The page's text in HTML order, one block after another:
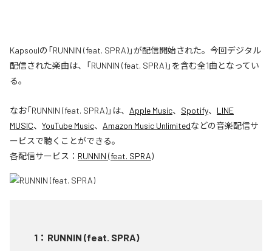
Kapsoulの「RUNNIN (feat. SPRA)」が配信開始された。今回デジタル
配信された楽曲は、「RUNNIN (feat. SPRA)」を含む全1曲となってい
る。
なお「RUNNIN (feat. SPRA)」は、 Apple Music、 Spotify、 LINE
MUSIC、 YouTube Music、 Amazon Music Unlimitedなどの音楽配信サ
ービスで聴くことができる。
各配信サービス： RUNNIN (feat. SPRA)
1 ： RUNNIN (feat. SPRA)